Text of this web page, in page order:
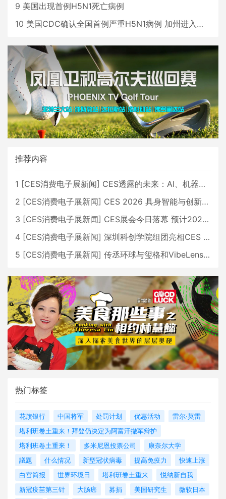
9 美国出现首例H5N1死亡病例
10 美国CDC确认全国首例严重H5N1病例 加州进入紧急状态
推荐内容
1 [CES消费电子展新闻] CES透露的未来：AI、机器人与智能生活大爆发
2 [CES消费电子展新闻] CES 2026 具身智能与创新领域 中国公司大放异彩
3 [CES消费电子展新闻] CES展会今日落幕 预计2026行业收入将超五千亿美元
4 [CES消费电子展新闻] 深圳科创学院组团亮相CES 广受好评
5 [CES消费电子展新闻] 传丞环球与玺格和VibeLens共同推出全新耳机
热门标签
花旗银行 中国将军 处罚计划 优惠活动
雷尔·莫雷
塔利班卷土重来！拜登仍决定为阿富汗撤军辩护
塔利班卷土重来！
多米尼恩投票公司
康奈尔大学
議題
什么情况 新型冠状病毒 提高免疫力
快速上涨
白宫简报
世界环境日 塔利班卷土重来
悦纳新自我
新冠疫苗第三针
大肠癌 募捐 美国研究生
微软日本